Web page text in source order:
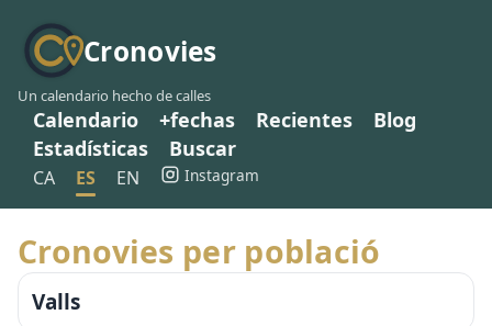
Cronovies
Un calendario hecho de calles
Calendario +fechas Recientes
Blog
Estadísticas
Buscar
CA ES EN Instagram
Cronovies per població
Valls